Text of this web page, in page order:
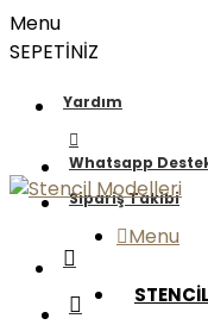
Menu
SEPETİNİZ
Yardım
Whatsapp
Sipariş Takibi
Menu
STENCİL